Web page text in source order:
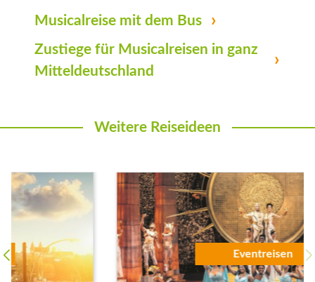
Musicalreise mit dem Bus
Zustiege für Musicalreisen in ganz
Mitteldeutschland
Weitere Reiseideen
Eventreisen